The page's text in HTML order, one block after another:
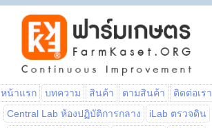
หน้าแรก บทความ สินค้า ตามสินค้า
ติดต่อเรา
Central Lab ห้องปฏิบัติการกลาง
iLab ตรวจดิน